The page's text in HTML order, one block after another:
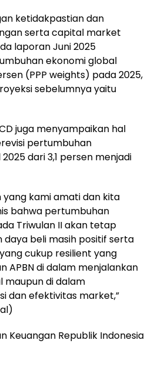
ketidakpastian dan
serta capital market
laporan Juni 2025
ekonomi global
(PPP weights) pada 2025,
sebelumnya yaitu
juga menyampaikan hal
pertumbuhan
dari 3,1 persen menjadi
yang kami amati dan kita
bahwa pertumbuhan
Triwulan II akan tetap
daya beli masih positif serta
cukup resilient yang
APBN di dalam menjalankan
maupun di dalam
dan efektivitas market,”
Keuangan Republik Indonesia